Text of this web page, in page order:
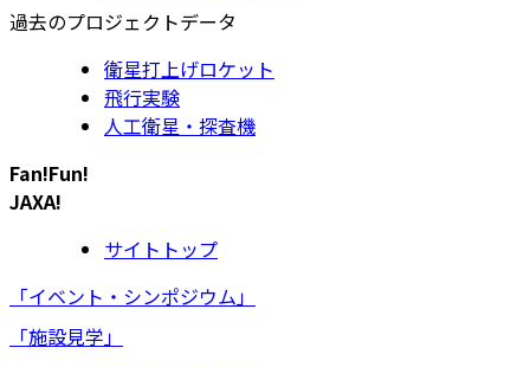
過去のプロジェクトデータ
衛星打上げロケット
飛行実験
人工衛星・探査機
Fan!Fun!
JAXA!
サイトトップ
「イベント・シンポジウム」
「施設見学」